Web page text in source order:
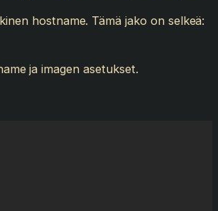
hostname. Tämä jako on selkeä:
ja imagen asetukset.